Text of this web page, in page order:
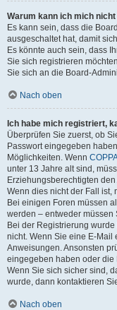
Warum kann ich mich
Es kann sein, dass die
ausgeschaltet hat, damit
Es könnte auch sein, dass
Sie sich registrieren
Sie sich an die Board-
Nach oben
Ich habe mich registriert,
Überprüfen Sie zuerst, ob
Passwort eingegeben
Möglichkeiten. Wenn
unter 13 Jahre alt sind,
Erziehungsberechtigten
Wenn dies nicht der Fall ist,
Bei einigen Foren müssen
werden – entweder müssen
Bei der Registrierung
nicht. Wenn Sie eine E-Mail
Anweisungen. Ansonsten
eingegeben haben oder die
Wenn Sie sich sicher sind,
wurde, dann kontaktieren
Nach oben